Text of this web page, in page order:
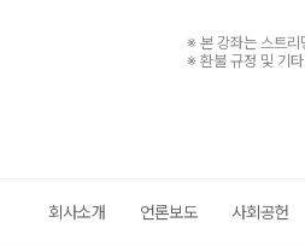
※ 본 강좌는 스트리
※ 환불 규정 및 기
회사소개 언론보도 사회공헌